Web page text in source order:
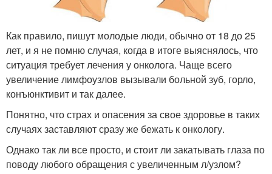
Как правило, пишут молодые люди, обычно от 18 до 25
лет, и я не помню случая, когда в итоге выяснялось, что
ситуация требует лечения у онколога. Чаще всего
увеличение лимфоузлов вызывали больной зуб, горло,
конъюнктивит и так далее.
Понятно, что страх и опасения за свое здоровье в таких
случаях заставляют сразу же бежать к онкологу.
Однако так ли все просто, и стоит ли закатывать глаза по
поводу любого обращения с увеличенным л/узлом?